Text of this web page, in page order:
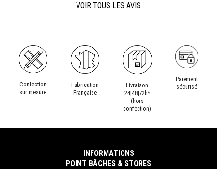
VOIR TOUS LES AVIS
Confection
sur mesure
Fabrication
Française
Livraison
24|48|72h*
(hors
confection)
Paiement
sécurisé
INFORMATIONS
POINT BÂCHES & STORES